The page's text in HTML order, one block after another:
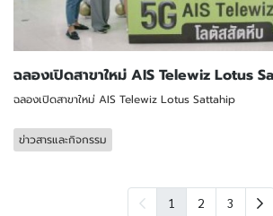
ฉลองเปิดสาขาใหม่ AIS Telewiz Lotus
ฉลองเปิดสาขาใหม่ AIS Telewiz Lotus Sattahip
ข่าวสารและกิจกรรม
1 2 3